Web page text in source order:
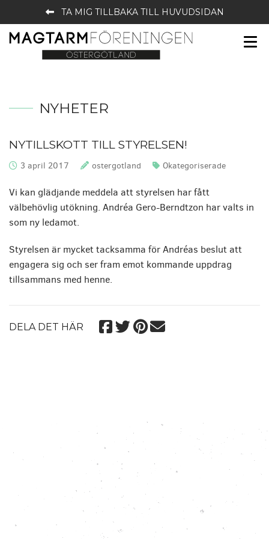
TA MIG TILLBAKA TILL HUVUDSIDAN
NYHETER
NYTILLSKOTT TILL STYRELSEN!
Publicerat:
3 april 2017 Skrivet av:
ostergotland Kategorier:
Okategoriserade
Vi kan glädjande meddela att styrelsen har fått
välbehövlig utökning. Andréa Gero-Berndtzon har valts in
som ny ledamot.
Styrelsen är mycket tacksamma för Andréas beslut att
engagera sig och ser fram emot kommande uppdrag
tillsammans med henne.
DELA DET HÄR